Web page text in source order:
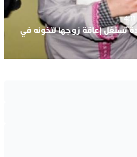
تستغل إعاقة زوجها لتخونه في